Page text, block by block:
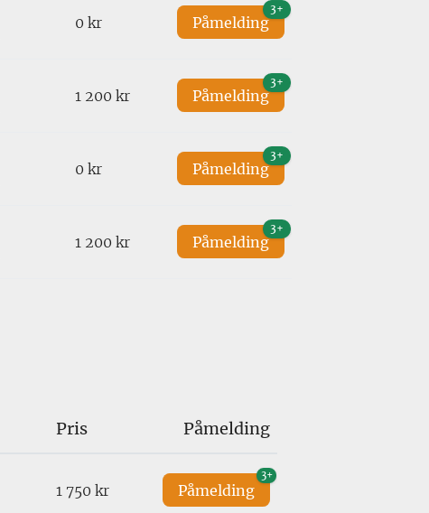
0 kr Påmelding
3+
1 200 kr Påmelding
3+
0 kr Påmelding
3+
1 200 kr Påmelding
3+
Pris Påmelding
1 750 kr Påmelding
3+